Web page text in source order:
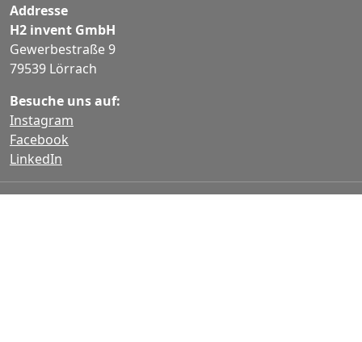
Addresse
H2 invent GmbH
Gewerbestraße 9
79539 Lörrach
Besuche uns auf:
Instagram
Facebook
LinkedIn